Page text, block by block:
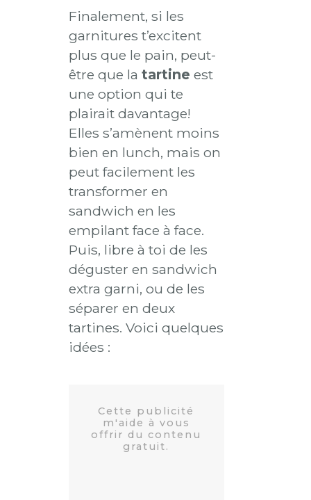
Finalement, si les
garnitures t’excitent
plus que le pain, peut-
être que la tartine est
une option qui te
plairait davantage!
Elles s’amènent moins
bien en lunch, mais on
peut facilement les
transformer en
sandwich en les
empilant face à face.
Puis, libre à toi de les
déguster en sandwich
extra garni, ou de les
séparer en deux
tartines. Voici quelques
idées :